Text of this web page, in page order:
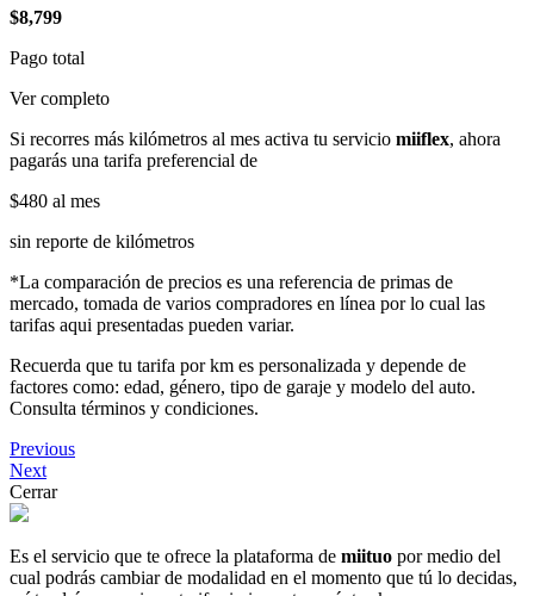
$8,799
Pago total
Ver completo
Si recorres más kilómetros al mes activa tu servicio miiflex, ahora
pagarás una tarifa preferencial de
$480 al mes
sin reporte de kilómetros
*La comparación de precios es una referencia de primas de
mercado, tomada de varios compradores en línea por lo cual las
tarifas aqui presentadas pueden variar.
Recuerda que tu tarifa por km es personalizada y depende de
factores como: edad, género, tipo de garaje y modelo del auto.
Consulta términos y condiciones.
Previous
Next
Cerrar
Es el servicio que te ofrece la plataforma de miituo por medio del
cual podrás cambiar de modalidad en el momento que tú lo decidas,